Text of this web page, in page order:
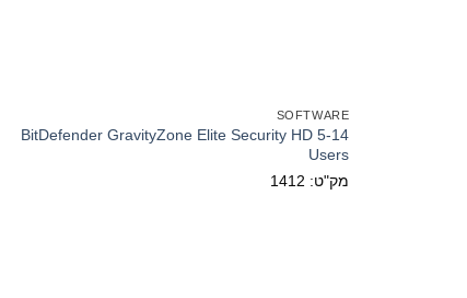
SOFTWARE
BitDefender GravityZone Elite Security HD 5-14
Users
מק"ט: 1412